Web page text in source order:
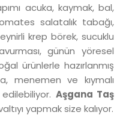
acuka, kaymak, bal,
salatalık tabağı,
krep börek, sucuklu
günün yöresel
ürünlerle hazırlanmış
menemen ve kıymalı
Aşgana Taş
yapmak size kalıyor.